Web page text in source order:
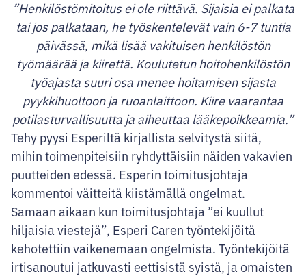
”Henkilöstömitoitus ei ole riittävä. Sijaisia ei palkata
tai jos palkataan, he työskentelevät vain 6-7 tuntia
päivässä, mikä lisää vakituisen henkilöstön
työmäärää ja kiirettä. Koulutetun hoitohenkilöstön
työajasta suuri osa menee hoitamisen sijasta
pyykkihuoltoon ja ruoanlaittoon. Kiire vaarantaa
potilasturvallisuutta ja aiheuttaa lääkepoikkeamia.”
Tehy pyysi Esperiltä kirjallista selvitystä siitä,
mihin toimenpiteisiin ryhdyttäisiin näiden vakavien
puutteiden edessä. Esperin toimitusjohtaja
kommentoi väitteitä kiistämällä ongelmat.
Samaan aikaan kun toimitusjohtaja ”ei kuullut
hiljaisia viestejä”, Esperi Caren työntekijöitä
kehotettiin vaikenemaan ongelmista. Työntekijöitä
irtisanoutui jatkuvasti eettisistä syistä, ja omaisten